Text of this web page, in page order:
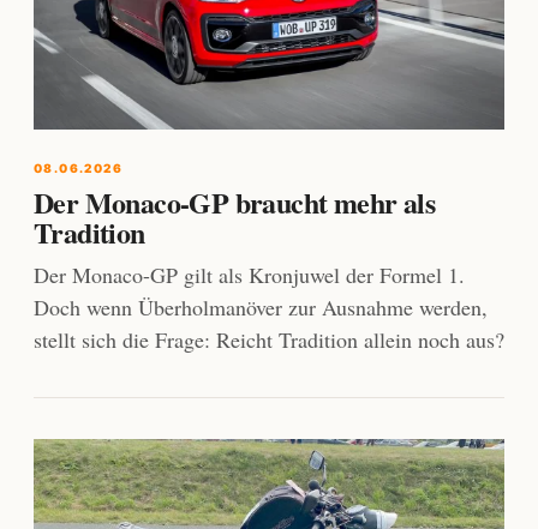
08.06.2026
Der Monaco-GP braucht mehr als
Tradition
Der Monaco-GP gilt als Kronjuwel der Formel 1.
Doch wenn Überholmanöver zur Ausnahme werden,
stellt sich die Frage: Reicht Tradition allein noch aus?